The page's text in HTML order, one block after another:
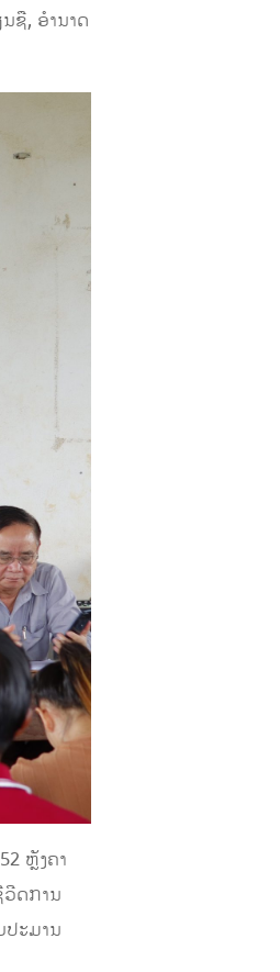
ຊື, ອໍານາດ
ຫຼັງຄາ
ດການ
ະມານ